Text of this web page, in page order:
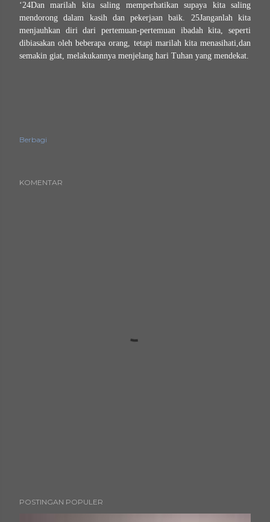
‘24Dan marilah kita saling memperhatikan supaya kita saling
mendorong dalam kasih dan pekerjaan baik. 25Janganlah kita
menjauhkan diri dari pertemuan-pertemuan ibadah kita, seperti
dibiasakan oleh beberapa orang, tetapi marilah kita menasihati,dan
semakin giat, melakukannya menjelang hari Tuhan yang mendekat.
Berbagi
KOMENTAR
POSTINGAN POPULER